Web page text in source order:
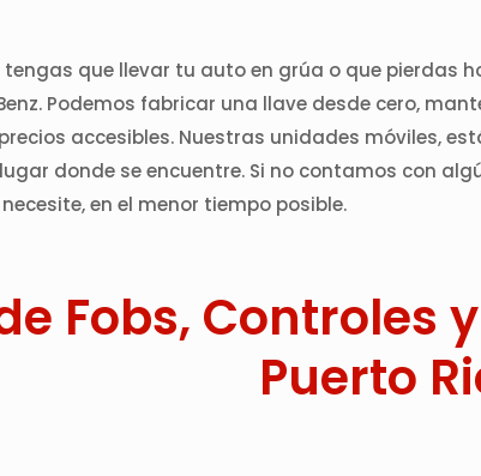
tengas que llevar tu auto en grúa o que pierdas
Podemos fabricar una llave desde cero,
accesibles. Nuestras unidades móviles,
donde se encuentre. Si no contamos con
en el menor tiempo posible.
Fobs, Controles
Puerto